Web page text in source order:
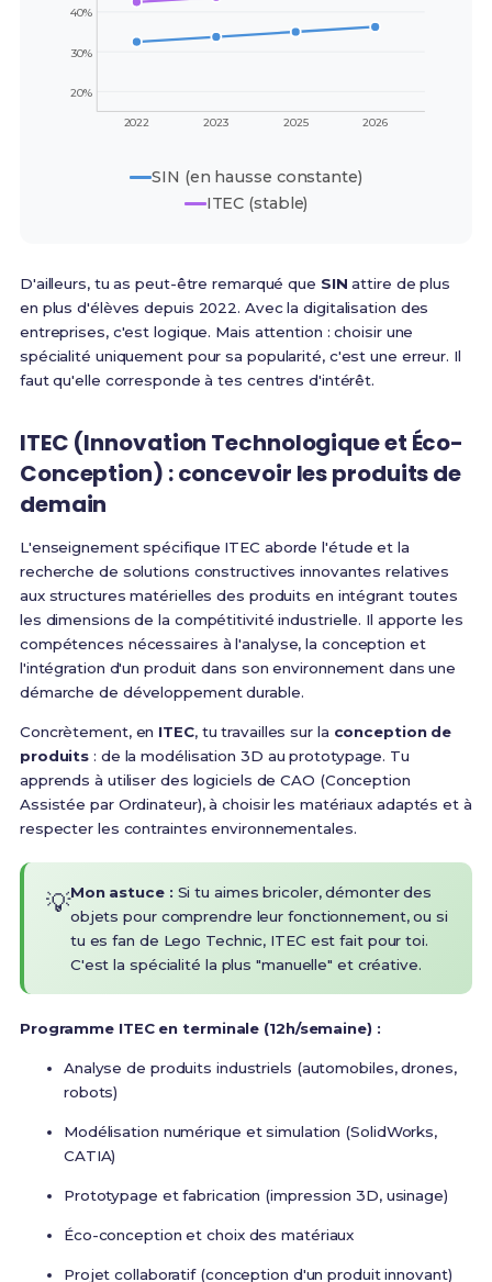
2022 2023 2025 2026
20%
30%
40%
SIN (en hausse constante)
ITEC (stable)
D'ailleurs, tu as peut-être remarqué que SIN attire de plus
en plus d'élèves depuis 2022. Avec la digitalisation des
entreprises, c'est logique. Mais attention : choisir une
spécialité uniquement pour sa popularité, c'est une erreur. Il
faut qu'elle corresponde à tes centres d'intérêt.
ITEC (Innovation Technologique et Éco-
Conception) : concevoir les produits de
demain
L'enseignement spécifique ITEC aborde l'étude et la
recherche de solutions constructives innovantes relatives
aux structures matérielles des produits en intégrant toutes
les dimensions de la compétitivité industrielle. Il apporte les
compétences nécessaires à l'analyse, la conception et
l'intégration d'un produit dans son environnement dans une
démarche de développement durable.
Concrètement, en ITEC, tu travailles sur la conception de
produits : de la modélisation 3D au prototypage. Tu
apprends à utiliser des logiciels de CAO (Conception
Assistée par Ordinateur), à choisir les matériaux adaptés et à
respecter les contraintes environnementales.
💡Mon astuce : Si tu aimes bricoler, démonter des
objets pour comprendre leur fonctionnement, ou si
tu es fan de Lego Technic, ITEC est fait pour toi.
C'est la spécialité la plus "manuelle" et créative.
Programme ITEC en terminale (12h/semaine) :
Analyse de produits industriels (automobiles, drones,
robots)
Modélisation numérique et simulation (SolidWorks,
CATIA)
Prototypage et fabrication (impression 3D, usinage)
Éco-conception et choix des matériaux
Projet collaboratif (conception d'un produit innovant)